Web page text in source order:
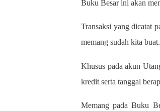
Buku Besar ini akan
Transaksi yang dicatat
memang sudah kita buat.
Khusus pada akun
kredit serta tanggal
Memang pada Buku